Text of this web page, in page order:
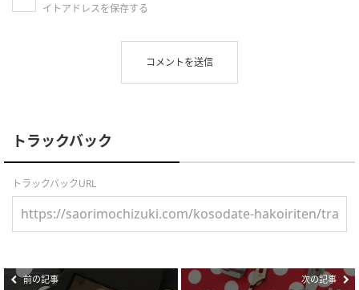
イトアドレスを保存する
トラックバック
トラックバックURL
前の記事 次の記事